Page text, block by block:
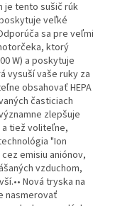
je tento sušič rúk
veľké
sa pre veľmi
ktorý
W) a poskytuje
vysuší vaše ruky za
obsahovať HEPA
časticiach
zlepšuje
a tiež voliteľne,
"Ion
emisiu aniónov,
vzduchom,
Nová tryska na
nasmerovať